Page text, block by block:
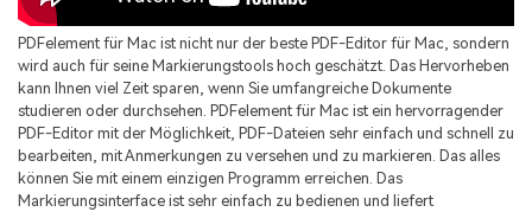
PDFelement für Mac ist nicht nur der beste PDF-Editor für Mac, sondern
wird auch für seine Markierungstools hoch geschätzt. Das Hervorheben
kann Ihnen viel Zeit sparen, wenn Sie umfangreiche Dokumente
studieren oder durchsehen. PDFelement für Mac ist ein hervorragender
PDF-Editor mit der Möglichkeit, PDF-Dateien sehr einfach und schnell zu
bearbeiten, mit Anmerkungen zu versehen und zu markieren. Das alles
können Sie mit einem einzigen Programm erreichen. Das
Markierungsinterface ist sehr einfach zu bedienen und liefert